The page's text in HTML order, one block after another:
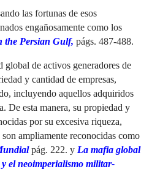
las fortunas de esos
engañosamente como los
Persian Gulf, págs. 487-488.
de activos generadores de
y cantidad de empresas,
incluyendo aquellos adquiridos
De esta manera, su propiedad y
por su excesiva riqueza,
ampliamente reconocidas como
pág. 222. y La mafia global
el neoimperialismo militar-